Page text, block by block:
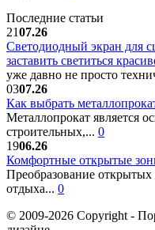
Последние статьи
2107.26
Светодиодный экран для
заставить светиться
уже давно не просто
0307.26
Как выбрать
Металлопрокат является
строительных,... 0
1906.26
Комфортные открытые
Преобразование
отдыха... 0
© 2009-2026 Copyright -